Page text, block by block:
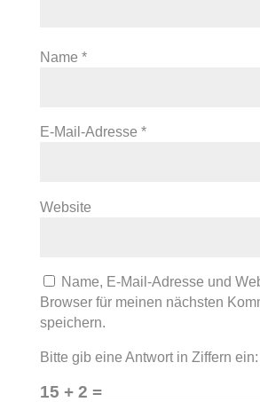
Name *
E-Mail-Adresse *
Website
Name, E-Mail-Adresse und
Browser für meinen nächsten
speichern.
Bitte gib eine Antwort in Ziffern ein:
15 + 2 =